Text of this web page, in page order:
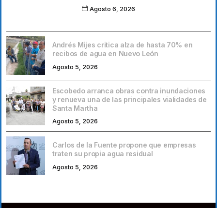
Agosto 6, 2026
Andrés Mijes critica alza de hasta 70% en
recibos de agua en Nuevo León
Agosto 5, 2026
Escobedo arranca obras contra inundaciones
y renueva una de las principales vialidades de
Santa Martha
Agosto 5, 2026
Carlos de la Fuente propone que empresas
traten su propia agua residual
Agosto 5, 2026